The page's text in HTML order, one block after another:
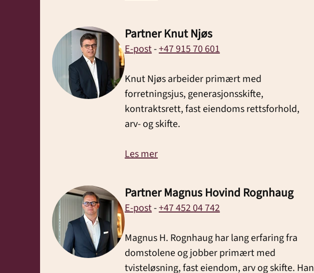
Partner Knut Njøs
E-post-+47 915 70 601
Knut Njøs arbeider primært med
forretningsjus, generasjonsskifte,
kontraktsrett, fast eiendoms rettsforhold,
arv- og skifte.
Les mer
Partner Magnus Hovind Rognhaug
E-post-+47 452 04 742
Magnus H. Rognhaug har lang erfaring fra
domstolene og jobber primært med
tvisteløsning, fast eiendom, arv og skifte. Han